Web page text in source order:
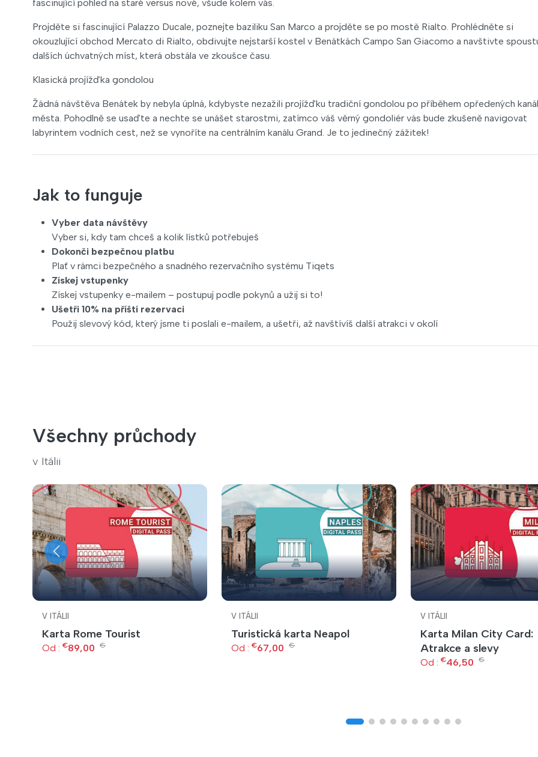
fascinující pohled na staré versus nové, všude kolem vás.
Projděte si fascinující Palazzo Ducale, poznejte baziliku San Marco a projděte se po mostě Rialto. Prohlédněte si
okouzlující obchod Mercato di Rialto, obdivujte nejstarší kostel v Benátkách Campo San Giacomo a navštivte
dalších úchvatných míst, která obstála ve zkoušce času.
Klasická projížďka gondolou
Žádná návštěva Benátek by nebyla úplná, kdybyste nezažili projížďku tradiční gondolou po příběhem opředených
města. Pohodlně se usaďte a nechte se unášet starostmi, zatímco váš věrný gondoliér vás bude zkušeně navigovat
labyrintem vodních cest, než se vynoříte na centrálním kanálu Grand. Je to jedinečný zážitek!
Jak to funguje
Vyber data návštěvy
Vyber si, kdy tam chceš a kolik lístků potřebuješ
Dokonči bezpečnou platbu
Plať v rámci bezpečného a snadného rezervačního systému Tiqets
Získej vstupenky
Získej vstupenky e-mailem – postupuj podle pokynů a užij si to!
Ušetři 10% na příští rezervaci
Použij slevový kód, který jsme ti poslali e-mailem, a ušetři, až navštívíš další atrakci v okolí
Všechny průchody
v Itálii
V ITÁLII
Karta Rome Tourist
Od : €89,00 €
V ITÁLII
Turistická karta Neapol
Od : €67,00 €
V ITÁLII
Karta Milan City Card:
Atrakce a slevy
Od : €46,50 €